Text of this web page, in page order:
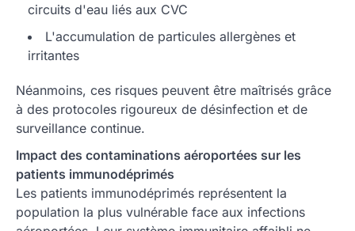
circuits d'eau liés aux CVC
L'accumulation de particules allergènes et
irritantes
Néanmoins, ces risques peuvent être maîtrisés grâce
à des protocoles rigoureux de désinfection et de
surveillance continue.
Impact des contaminations aéroportées sur les
patients immunodéprimés
Les patients immunodéprimés représentent la
population la plus vulnérable face aux infections